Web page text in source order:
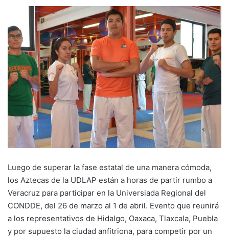
Luego de superar la fase estatal de una manera cómoda,
los Aztecas de la UDLAP están a horas de partir rumbo a
Veracruz para participar en la Universiada Regional del
CONDDE, del 26 de marzo al 1 de abril. Evento que reunirá
a los representativos de Hidalgo, Oaxaca, Tlaxcala, Puebla
y por supuesto la ciudad anfitriona, para competir por un